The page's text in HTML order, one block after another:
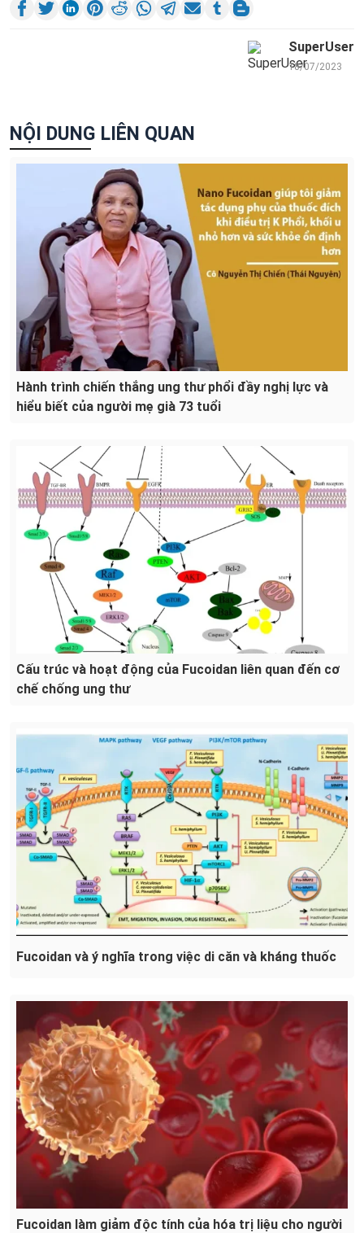
SuperUser
18/07/2023
NỘI DUNG LIÊN QUAN
Hành trình chiến thắng ung thư phổi đầy nghị lực và
hiểu biết của người mẹ già 73 tuổi
Cấu trúc và hoạt động của Fucoidan liên quan đến cơ
chế chống ung thư
Fucoidan và ý nghĩa trong việc di căn và kháng thuốc
Fucoidan làm giảm độc tính của hóa trị liệu cho người